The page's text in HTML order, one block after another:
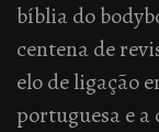
bíblia do
centena de
elo de ligação
portuguesa e a